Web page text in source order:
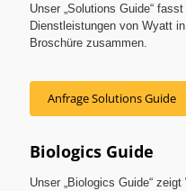
Unser „Solutions Guide“
Dienstleistungen von Wyatt
Broschüre zusammen.
Anfrage Solutions Guide
Biologics Guide
Unser „Biologics Guide“